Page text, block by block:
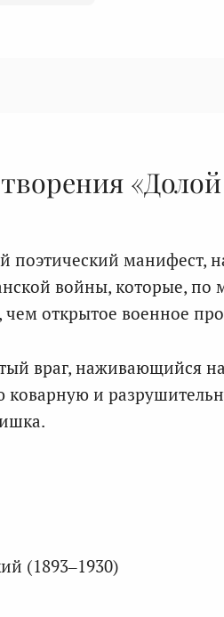
«Долой
поэтический манифест,
войны, которые, по
открытое военное
враг, наживающийся
коварную и
(1893–1930)